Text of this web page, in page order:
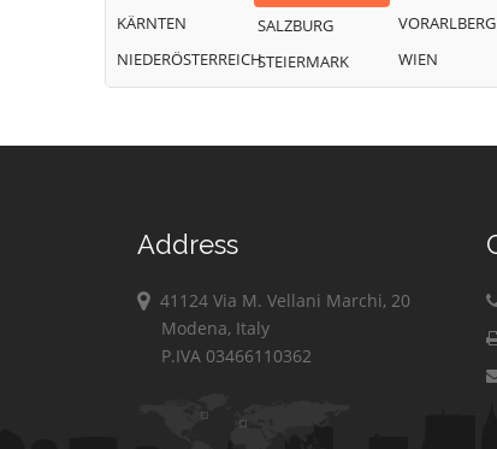
KÄRNTEN
NIEDERÖSTERREICH
SALZBURG
STEIERMARK
VORARLBERG
WIEN
Address
41124 Via M. Vellani Marchi, 20
Modena, Italy
P.IVA 03466110362